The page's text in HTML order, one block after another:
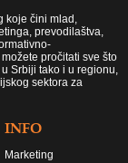
koje čini mlad,
prevodilaštva,
pročitati sve što
Srbiji tako i u regionu,
sektora za
INFO
Marketing